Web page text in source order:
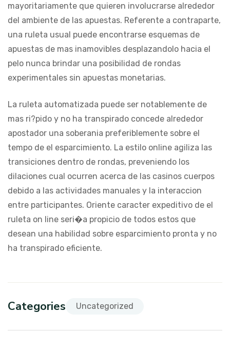
mayoritariamente que quieren involucrarse alrededor
del ambiente de las apuestas. Referente a contraparte,
una ruleta usual puede encontrarse esquemas de
apuestas de mas inamovibles desplazandolo hacia el
pelo nunca brindar una posibilidad de rondas
experimentales sin apuestas monetarias.
La ruleta automatizada puede ser notablemente de
mas ri?pido y no ha transpirado concede alrededor
apostador una soberania preferiblemente sobre el
tempo de el esparcimiento. La estilo online agiliza las
transiciones dentro de rondas, preveniendo los
dilaciones cual ocurren acerca de las casinos cuerpos
debido a las actividades manuales y la interaccion
entre participantes. Oriente caracter expeditivo de el
ruleta on line seri�a propicio de todos estos que
desean una habilidad sobre esparcimiento pronta y no
ha transpirado eficiente.
Categories Uncategorized